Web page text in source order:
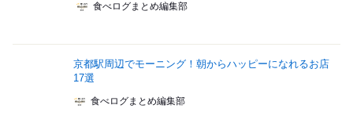
食べログまとめ編集部
京都駅周辺でモーニング！朝からハッピーになれるお店
17選
食べログまとめ編集部